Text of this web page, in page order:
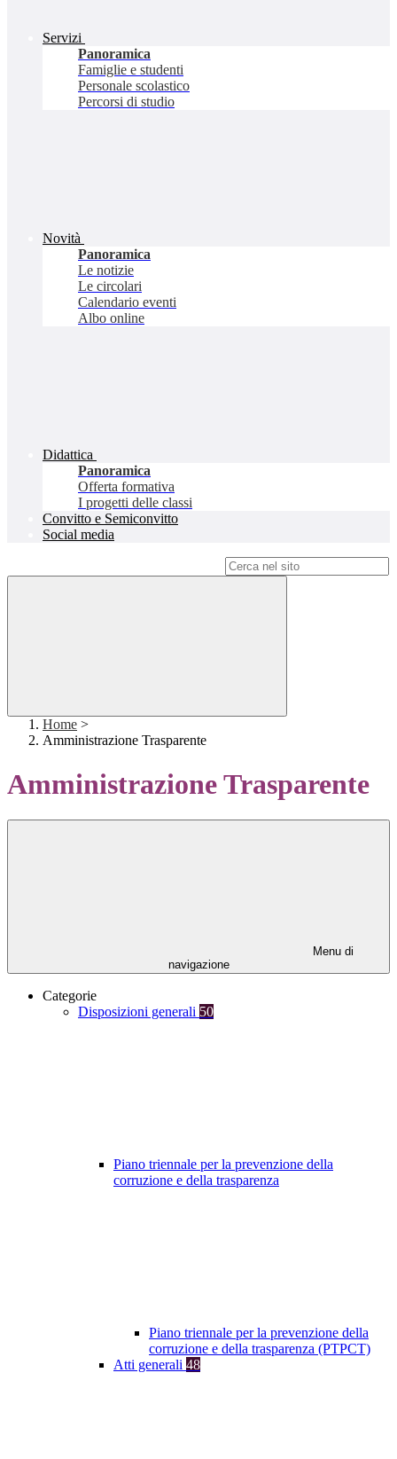
Servizi
Panoramica
Famiglie e studenti
Personale scolastico
Percorsi di studio
Novità
Panoramica
Le notizie
Le circolari
Calendario eventi
Albo online
Didattica
Panoramica
Offerta formativa
I progetti delle classi
Convitto e Semiconvitto
Social media
Home >
Amministrazione Trasparente
Amministrazione Trasparente
Menu di
navigazione
Categorie
Disposizioni generali 50
Piano triennale per la prevenzione della
corruzione e della trasparenza
Piano triennale per la prevenzione della
corruzione e della trasparenza (PTPCT)
Atti generali 48